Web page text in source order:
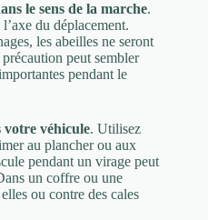
le sens de la marche.
du déplacement.
les abeilles ne seront
précaution peut sembler
pendant le
votre véhicule. Utilisez
au plancher ou aux
pendant un virage peut
un coffre ou une
ou contre des cales